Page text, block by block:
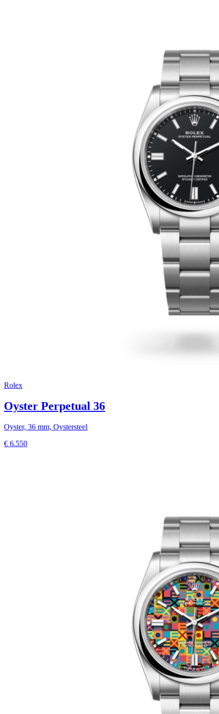
Rolex
Oyster Perpetual 36
Oyster, 36 mm, Oystersteel
€ 6.550